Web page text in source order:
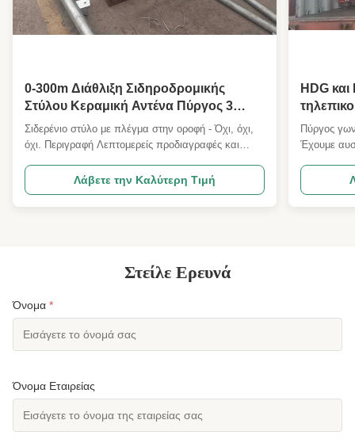
0-300m Διάθλιξη Σιδηροδρομικής
Στύλου Κεραμική Αντένα Πύργος 3
πόδια HDG ή Ζωγραφική
Σιδερένιο στύλο με πλέγμα στην οροφή - Όχι, όχι,
όχι. Περιγραφή Λεπτομερείς προδιαγραφές και
σχεδιασμού ANSI/TIA222G,H ή ευρωπαϊκό
πρότυπο και άλλα 2 Σχεδιασμός φόρτωσης 1.
Περιοχή φόρτωσης κεραίας όπως ορίζεται από τους
Λάβετε την Καλύτερη Τιμή
HDG
Q235 ή
Πύργος
Έχουμε
Ουγκάντα
ελέγχου ο
Στείλε Ερευνά
Όνομα *
Όνομα Εταιρείας